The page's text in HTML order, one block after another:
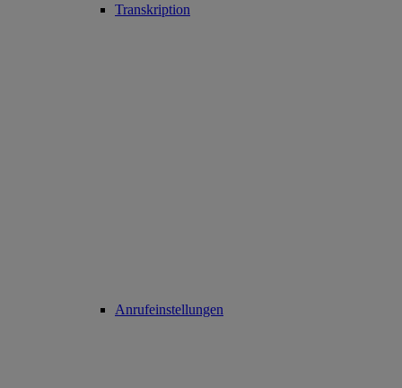
Transkription
Anrufeinstellungen